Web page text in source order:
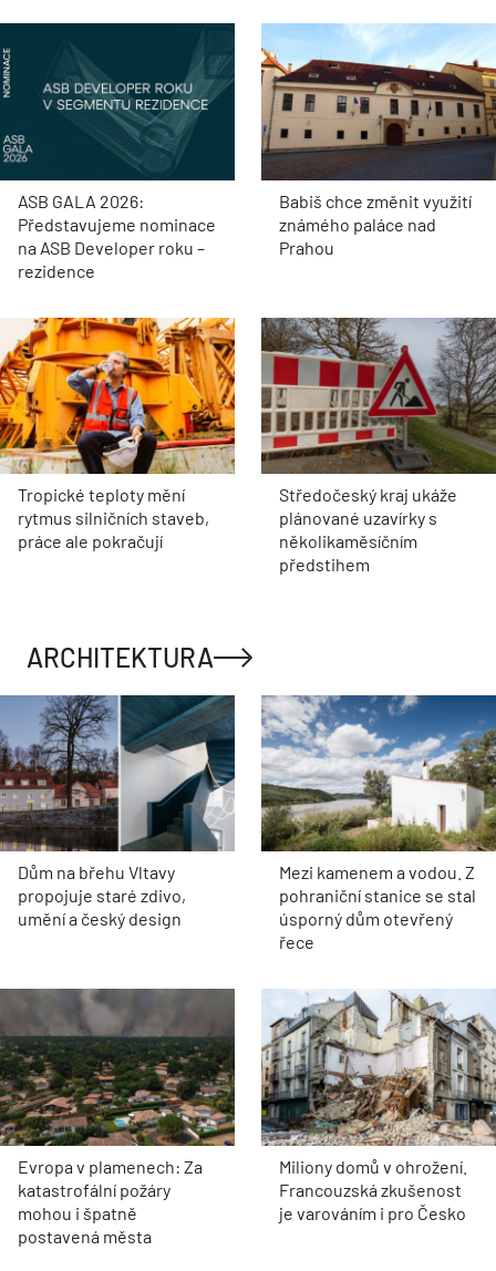
ASB GALA 2026:
Představujeme nominace
na ASB Developer roku –
rezidence
Babiš chce změnit využití
známého paláce nad
Prahou
Tropické teploty mění
rytmus silničních staveb,
práce ale pokračují
Středočeský kraj ukáže
plánované uzavírky s
několikaměsíčním
předstihem
ARCHITEKTURA
Dům na břehu Vltavy
propojuje staré zdivo,
umění a český design
Mezi kamenem a vodou. Z
pohraniční stanice se stal
úsporný dům otevřený
řece
Evropa v plamenech: Za
katastrofální požáry
mohou i špatně
postavená města
Miliony domů v ohrožení.
Francouzská zkušenost
je varováním i pro Česko